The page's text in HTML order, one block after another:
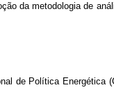
da metodologia de
de Política